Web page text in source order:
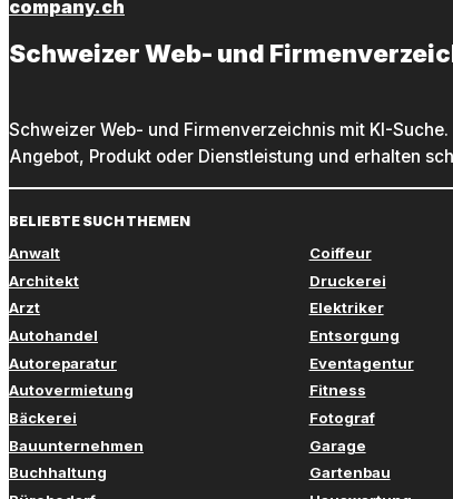
company.ch
Schweizer Web- und
Schweizer Web- und Firmenverzeichnis mit KI-
Angebot, Produkt oder Dienstleistung und erhalten
BELIEBTE SUCHTHEMEN
Anwalt
Architekt
Arzt
Autohandel
Autoreparatur
Autovermietung
Bäckerei
Bauunternehmen
Buchhaltung
Coiffeur
Druckerei
Elektriker
Entsorgung
Eventagentur
Fitness
Fotograf
Garage
Gartenbau